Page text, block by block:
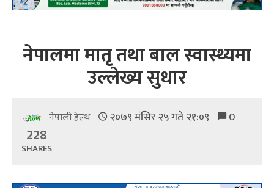
नेपालमा मातृ तथा बाल स्वास्थ्यमा
उल्लेख्य सुधार
नेपाली हेल्थ २०७९ मंसिर २५ गते २१:०९ 0
228
SHARES